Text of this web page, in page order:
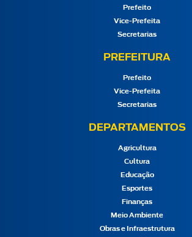
Prefeito
Vice-Prefeita
Secretarias
PREFEITURA
Prefeito
Vice-Prefeita
Secretarias
DEPARTAMENTOS
Agricultura
Cultura
Educação
Esportes
Finanças
Meio Ambiente
Obras e Infraestrutura